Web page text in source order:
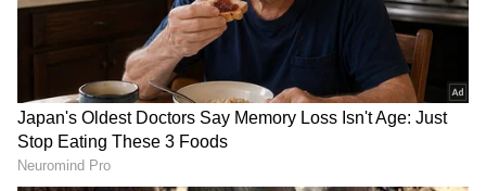
ప్రైవేట్ స్కూళ్ల ఫీజులపై తెలంగాణ
సర్కార్ కఠిన ఆదేశాలు.. ఆ
వివ‌రాలు క‌చ్చితంగా
తెల‌పాల్సిందే
School Holidays : విద్యార్థులు
ఎగిరిగంతేసే న్యూస్.. ఏపీలో
రెండ్రోజులు, తెలంగాణలో
LATEST VIDEOS